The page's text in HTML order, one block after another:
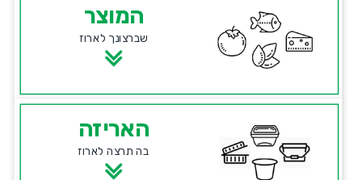
המוצר
שברצונך לארוז
האריזה
בה תרצה לארוז